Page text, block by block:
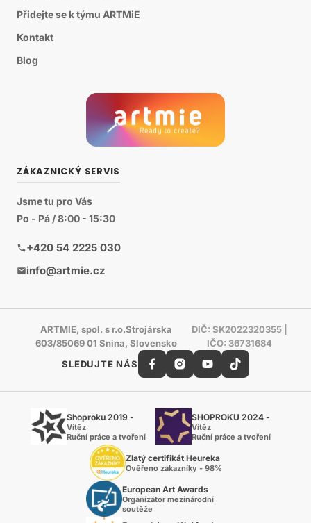
Přidejte se k týmu ARTMiE
Kontakt
Blog
ZÁKAZNICKÝ SERVIS
Jsme tu pro Vás
Po - Pá / 8:00 - 15:30
+420 54 2225 030
info@artmie.cz
ARTMIE, spol. s r.o.Strojárska
603/85069 01 Snina, Slovensko
DIČ: SK2022320355 |
IČO: 36731684
SLEDUJTE NÁS
Shoproku 2019 -
Vítěz
Ruční práce a tvoření
SHOPROKU 2024 -
Vítěz
Ruční práce a tvoření
Zlatý certifikát Heureka
Ověřeno zákazníky - 98%
European Art Awards
Organizátor mezinárodní
soutěže